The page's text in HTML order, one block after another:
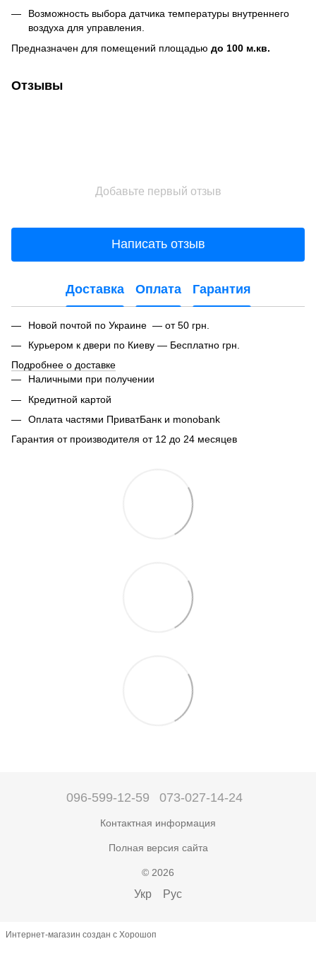
Возможность выбора датчика температуры внутреннего
воздуха для управления.
Предназначен для помещений площадью до 100 м.кв.
Отзывы
Добавьте первый отзыв
Написать отзыв
Доставка Оплата Гарантия
Новой почтой по Украине — от 50 грн.
Курьером к двери по Киеву — Бесплатно грн.
Подробнее о доставке
Наличными при получении
Кредитной картой
Оплата частями ПриватБанк и monobank
Гарантия от производителя от 12 до 24 месяцев
096-599-12-59 073-027-14-24
Контактная информация
Полная версия сайта
© 2026
Укр Рус
Интернет-магазин создан с Хорошоп